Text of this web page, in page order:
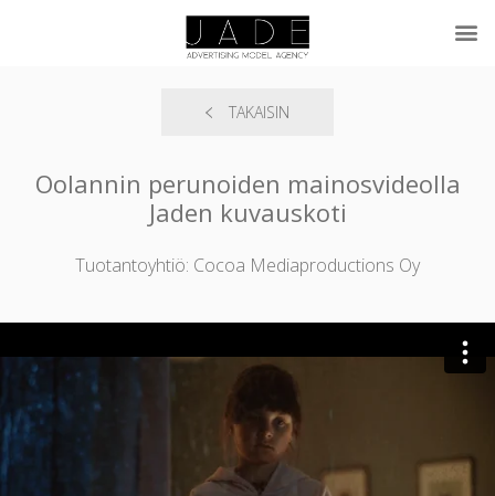
TAKAISIN
Oolannin perunoiden mainosvideolla
Jaden kuvauskoti
Tuotantoyhtiö: Cocoa Mediaproductions Oy